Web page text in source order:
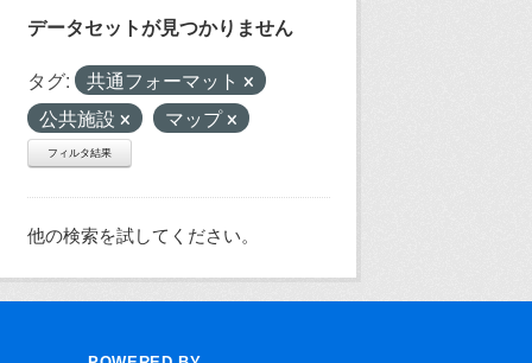
データセットが見つかりません
タグ:
共通フォーマット
公共施設
マップ
フィルタ結果
他の検索を試してください。